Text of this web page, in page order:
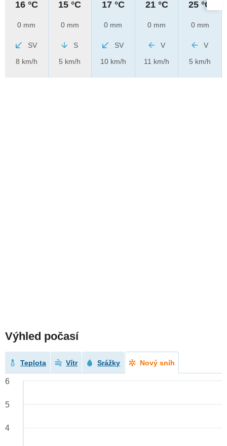
16 °C
0 mm
SV
8 km/h
15 °C
0 mm
S
5 km/h
17 °C
0 mm
SV
10 km/h
21 °C
0 mm
V
11 km/h
25 °C
0 mm
V
5 km/h
Výhled počasí
Teplota Vítr Srážky Nový sníh
6
5
4